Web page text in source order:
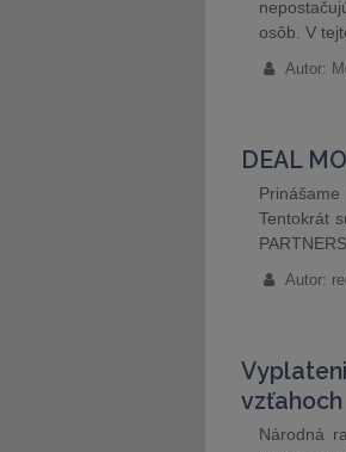
osôb. V
Autor:
DEAL
Tentokrát
PARTNERS.
Autor:
vzťahoch
Národná